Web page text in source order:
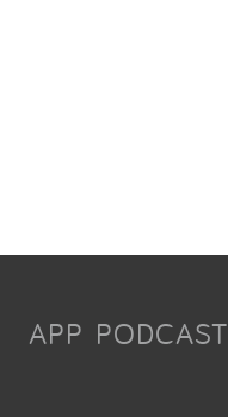
APP PODCAST